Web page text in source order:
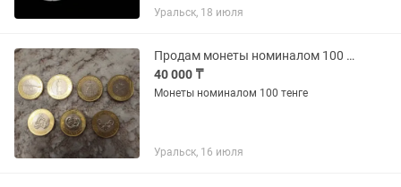
Уральск, 18 июля
Продам монеты номиналом 100 тенге.
40 000 ₸
Монеты номиналом 100 тенге
Уральск, 16 июля